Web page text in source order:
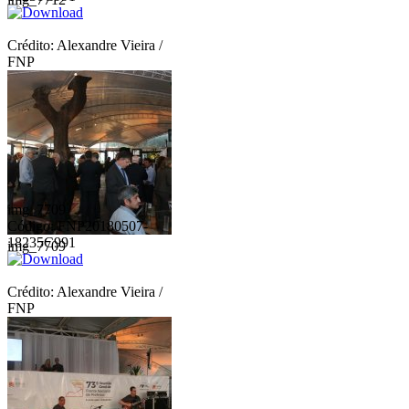
Crédito: Alexandre Vieira /
FNP
img_7709
img_7709
Código: FNP20180507-
18235C991
Crédito: Alexandre Vieira /
FNP